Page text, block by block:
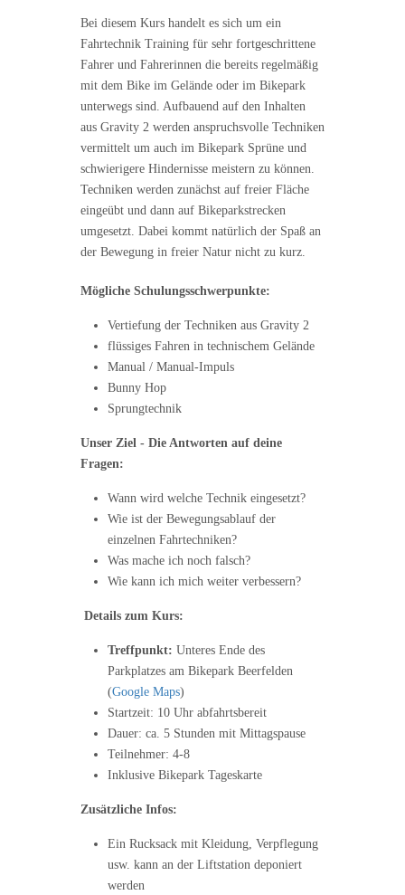
Bei diesem Kurs handelt es sich um ein
Fahrtechnik Training für sehr fortgeschrittene
Fahrer und Fahrerinnen die bereits regelmäßig
mit dem Bike im Gelände oder im Bikepark
unterwegs sind. Aufbauend auf den Inhalten
aus Gravity 2 werden anspruchsvolle Techniken
vermittelt um auch im Bikepark Sprüne und
schwierigere Hindernisse meistern zu können.
Techniken werden zunächst auf freier Fläche
eingeübt und dann auf Bikeparkstrecken
umgesetzt. Dabei kommt natürlich der Spaß an
der Bewegung in freier Natur nicht zu kurz.
Mögliche Schulungsschwerpunkte:
Vertiefung der Techniken aus Gravity 2
flüssiges Fahren in technischem Gelände
Manual / Manual-Impuls
Bunny Hop
Sprungtechnik
Unser Ziel - Die Antworten auf deine
Fragen:
Wann wird welche Technik eingesetzt?
Wie ist der Bewegungsablauf der
einzelnen Fahrtechniken?
Was mache ich noch falsch?
Wie kann ich mich weiter verbessern?
Details zum Kurs:
Treffpunkt: Unteres Ende des
Parkplatzes am Bikepark Beerfelden
(Google Maps)
Startzeit: 10 Uhr abfahrtsbereit
Dauer: ca. 5 Stunden mit Mittagspause
Teilnehmer: 4-8
Inklusive Bikepark Tageskarte
Zusätzliche Infos:
Ein Rucksack mit Kleidung, Verpflegung
usw. kann an der Liftstation deponiert
werden